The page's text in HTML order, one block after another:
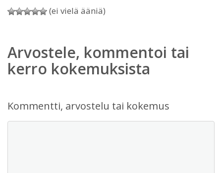
(ei vielä ääniä)
Arvostele, kommentoi tai
kerro kokemuksista
Kommentti, arvostelu tai kokemus